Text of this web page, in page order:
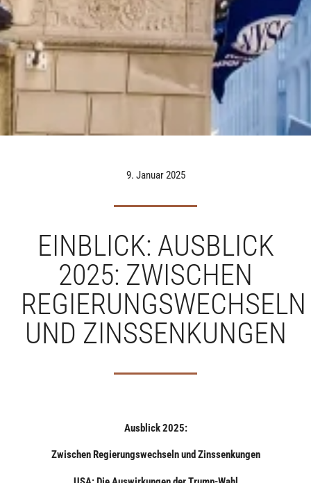
9. Januar 2025
EINBLICK: AUSBLICK
2025: ZWISCHEN
REGIERUNGSWECHSELN
UND ZINSSENKUNGEN
Ausblick 2025:
Zwischen Regierungswechseln und Zinssenkungen